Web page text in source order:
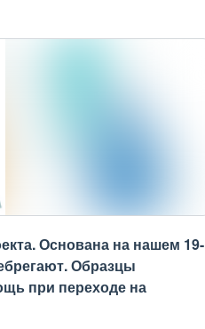
Основана на нашем 19-
Образцы
при переходе на